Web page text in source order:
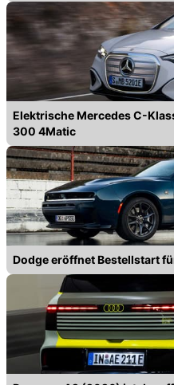
Elektrische Mercedes C-
300 4Matic
Dodge eröffnet Bestellstart